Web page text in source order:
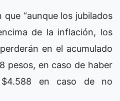
“aunque los jubilados
de la inflación, los
en el acumulado
pesos, en caso de haber
en caso de no